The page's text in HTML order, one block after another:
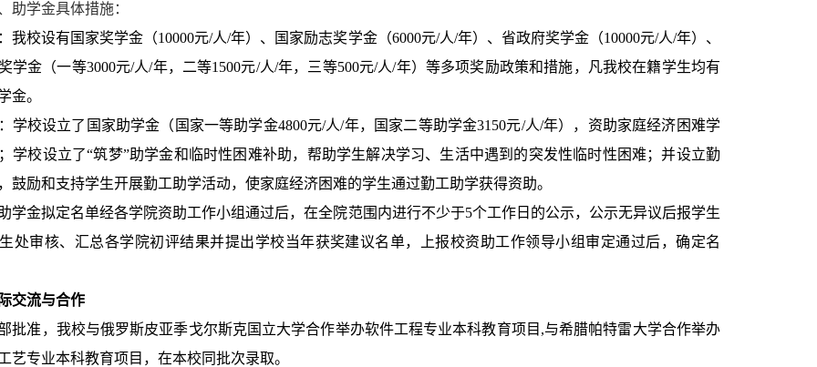
助学金具体措施：
我校设有国家奖学金（10000元/人/年）、国家励志奖学金（6000元/人/年）、省政府奖学金（10000元/人/年）、
学金（一等3000元/人/年，二等1500元/人/年，三等500元/人/年）等多项奖励政策和措施，凡我校在籍学生均有
金。
学校设立了国家助学金（国家一等助学金4800元/人/年，国家二等助学金3150元/人/年），资助家庭经济困难学
学校设立了“筑梦”助学金和临时性困难补助，帮助学生解决学习、生活中遇到的突发性临时性困难；并设立勤
鼓励和支持学生开展勤工助学活动，使家庭经济困难的学生通过勤工助学获得资助。
学金拟定名单经各学院资助工作小组通过后，在全院范围内进行不少于5个工作日的公示，公示无异议后报学生
处审核、汇总各学院初评结果并提出学校当年获奖建议名单，上报校资助工作领导小组审定通过后，确定名
交流与合作
批准，我校与俄罗斯皮亚季戈尔斯克国立大学合作举办软件工程专业本科教育项目,与希腊帕特雷大学合作举办
艺专业本科教育项目，在本校同批次录取。